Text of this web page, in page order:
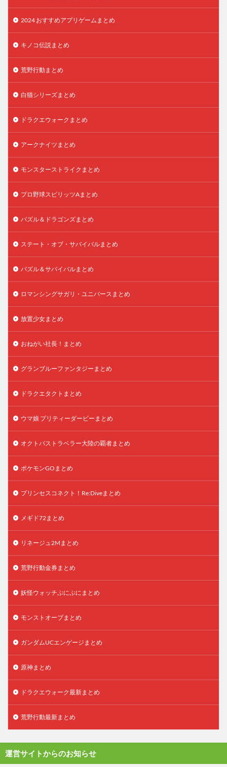
2024 おすすめアプリゲームまとめ
キノコ伝説まとめ
荒野行動まとめ
白猫シリーズまとめ
ドラクエウォークまとめ
アークナイツまとめ
モンスターストライクまとめ
プロ野球スピリッツAまとめ
パズル＆ドラゴンズまとめ
ステート・オブ・サバイバルまとめ
パズル＆サバイバルまとめ
ロマンシングサガリ・ユニバースまとめ
放置少女まとめ
おねがい社長！まとめ
グランブルーファンタジーまとめ
ドラクエタクトまとめ
ウマ娘 プリティーダービーまとめ
オクトパストラベラー大陸の覇者まとめ
ポケモンGOまとめ
プリンセスコネクト！Re:Diveまとめ
メギド72まとめ
リネージュ2Mまとめ
荒野行動金券まとめ
妖怪ウォッチぷにぷにまとめ
モンストオーブまとめ
ガンダムUCエンゲージまとめ
原神まとめ
ドラクエウォーク最新まとめ
荒野行動最新まとめ
運営サイトからのお知らせ